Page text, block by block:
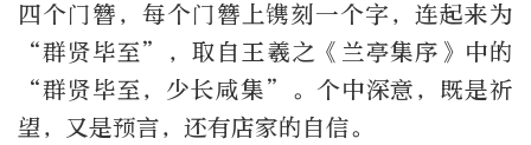
四个门簪，每个门簪上镌刻一个字，连起来为
“群贤毕至”，取自王羲之《兰亭集序》中的
“群贤毕至，少长咸集”。个中深意，既是祈
望，又是预言，还有店家的自信。